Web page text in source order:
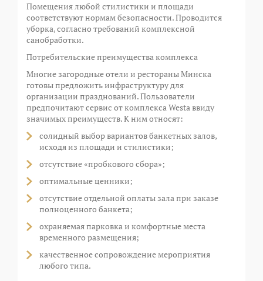
Помещения любой стилистики и площади
соответствуют нормам безопасности. Проводится
уборка, согласно требований комплексной
санобработки.
Потребительские преимущества комплекса
Многие загородные отели и рестораны Минска
готовы предложить инфраструктуру для
организации празднований. Пользователи
предпочитают сервис от комплекса Westa ввиду
значимых преимуществ. К ним относят:
солидный выбор вариантов банкетных залов,
исходя из площади и стилистики;
отсутствие «пробкового сбора»;
оптимальные ценники;
отсутствие отдельной оплаты зала при заказе
полноценного банкета;
охраняемая парковка и комфортные места
временного размещения;
качественное сопровождение мероприятия
любого типа.